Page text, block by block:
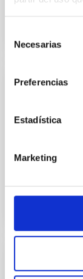
Necesarias
Preferencias
Estadística
Marketing
PARÁMETRO
El brillo de
medida de la